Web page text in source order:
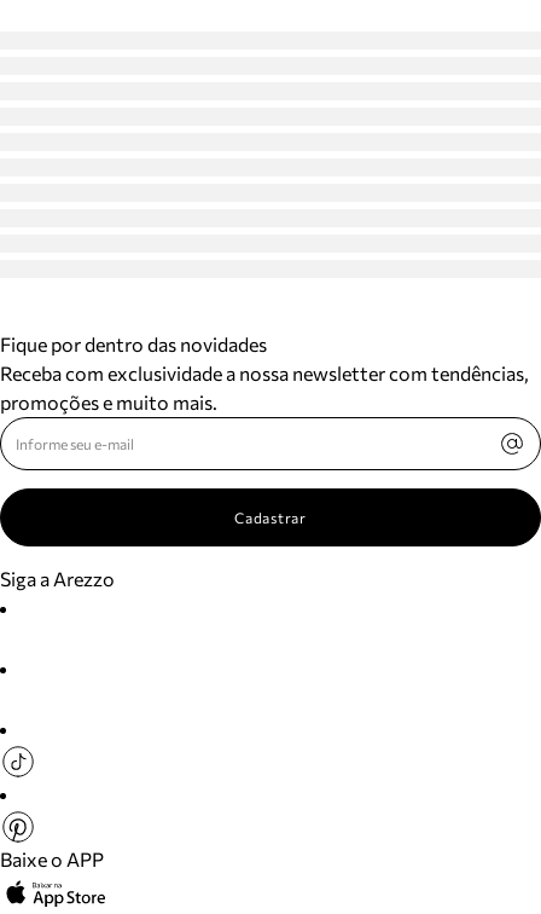
Fique por dentro das novidades
Receba com exclusividade a nossa newsletter com tendências,
promoções e muito mais.
Cadastrar
Siga a Arezzo
Baixe o APP